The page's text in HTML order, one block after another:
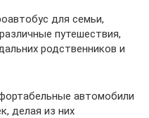
для семьи,
путешествия,
родственников и
автомобили
делая из них